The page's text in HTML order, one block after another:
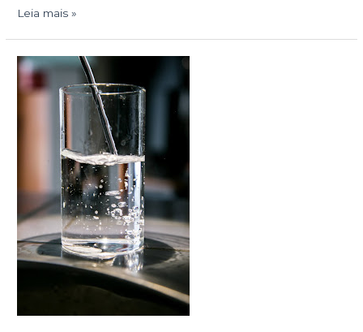
Leia mais »
Água
para
café:
interfere
sabor
final